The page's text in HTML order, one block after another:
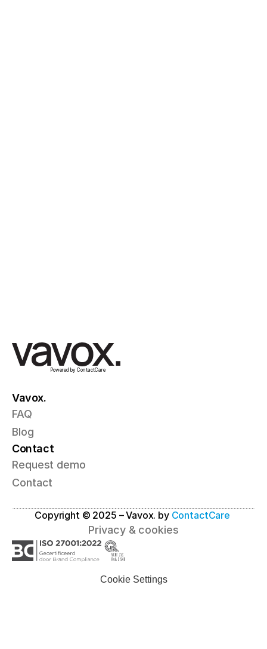
Powered by ContactCare
Vavox.
FAQ
Blog
Contact
Request demo
Contact
Copyright © 2025 – Vavox. by ContactCare
Privacy & cookies
Cookie Settings